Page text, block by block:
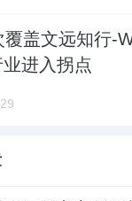
盖文远知行-
进入拐点